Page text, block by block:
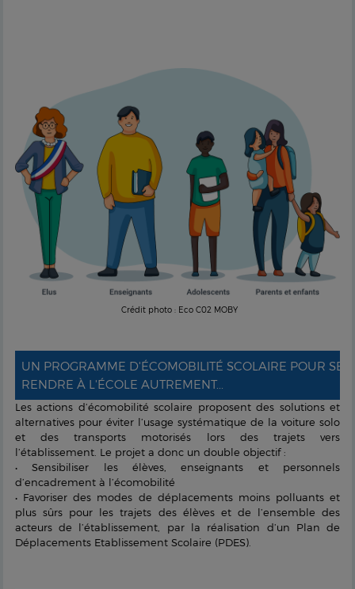
Crédit photo : Eco C02 MOBY
UN PROGRAMME D'ÉCOMOBILITÉ SCOLAIRE POUR SE
RENDRE À L'ÉCOLE AUTREMENT...
Les actions d’écomobilité scolaire proposent des solutions et
alternatives pour éviter l’usage systématique de la voiture solo
et des transports motorisés lors des trajets vers
l’établissement. Le projet a donc un double objectif :
• Sensibiliser les élèves, enseignants et personnels
d’encadrement à l’écomobilité
• Favoriser des modes de déplacements moins polluants et
plus sûrs pour les trajets des élèves et de l’ensemble des
acteurs de l’établissement, par la réalisation d’un Plan de
Déplacements Etablissement Scolaire (PDES).